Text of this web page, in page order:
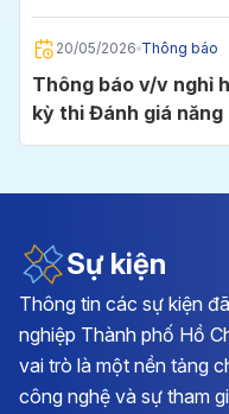
Chí Minh
20/05/2026 Thông báo
Thông báo v/v nghỉ
kỳ thi Đánh giá
24/5/2026 tại Cụm
học kỳ I, năm học
28/04/2026 Thông báo
Kế hoạch triển khai
nền tảng tư tưởng
tại Đảng bộ Trường
Sự kiện
Thông tin các sự kiện
nghiệp Thành phố Hồ
vai trò là một nền tảng
công nghệ và sự tham